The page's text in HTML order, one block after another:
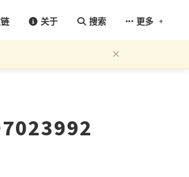
关于 搜索 更多 +
×